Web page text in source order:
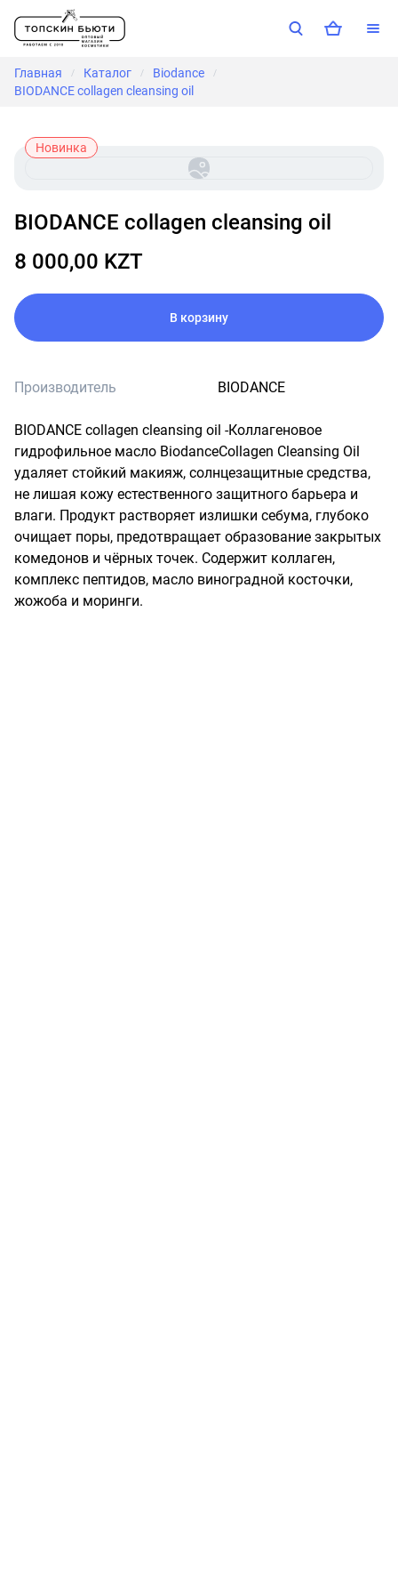
Главная / Каталог / Biodance /
BIODANCE collagen cleansing oil
Новинка
BIODANCE collagen cleansing oil
8 000,00 KZT
В корзину
Производитель BIODANCE
BIODANCE collagen cleansing oil -Коллагеновое
гидрофильное масло BiodanceCollagen Cleansing Oil
удаляет стойкий макияж, солнцезащитные средства,
не лишая кожу естественного защитного барьера и
влаги. Продукт растворяет излишки себума, глубоко
очищает поры, предотвращает образование закрытых
комедонов и чёрных точек. Содержит коллаген,
комплекс пептидов, масло виноградной косточки,
жожоба и моринги.